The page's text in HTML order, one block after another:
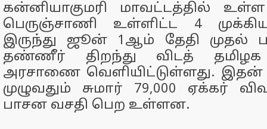
கன்னியாகுமரி மாவட்டத்தில் உள்ள
பெருஞ்சாணி உள்ளிட்ட 4
இருந்து ஜூன் 1ஆம் தேதி முதல்
தண்ணீர் திறந்து விடத் தமிழக
அரசாணை வெளியிட்டுள்ளது. இதன்
முழுவதும் சுமார் 79,000 ஏக்கர்
பாசன வசதி பெற உள்ளன.